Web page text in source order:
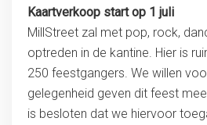
Kaartverkoop start op 1 juli
MillStreet zal met pop, rock,
optreden in de kantine. Hier is
250 feestgangers. We willen
gelegenheid geven dit feest
is besloten dat we hiervoor